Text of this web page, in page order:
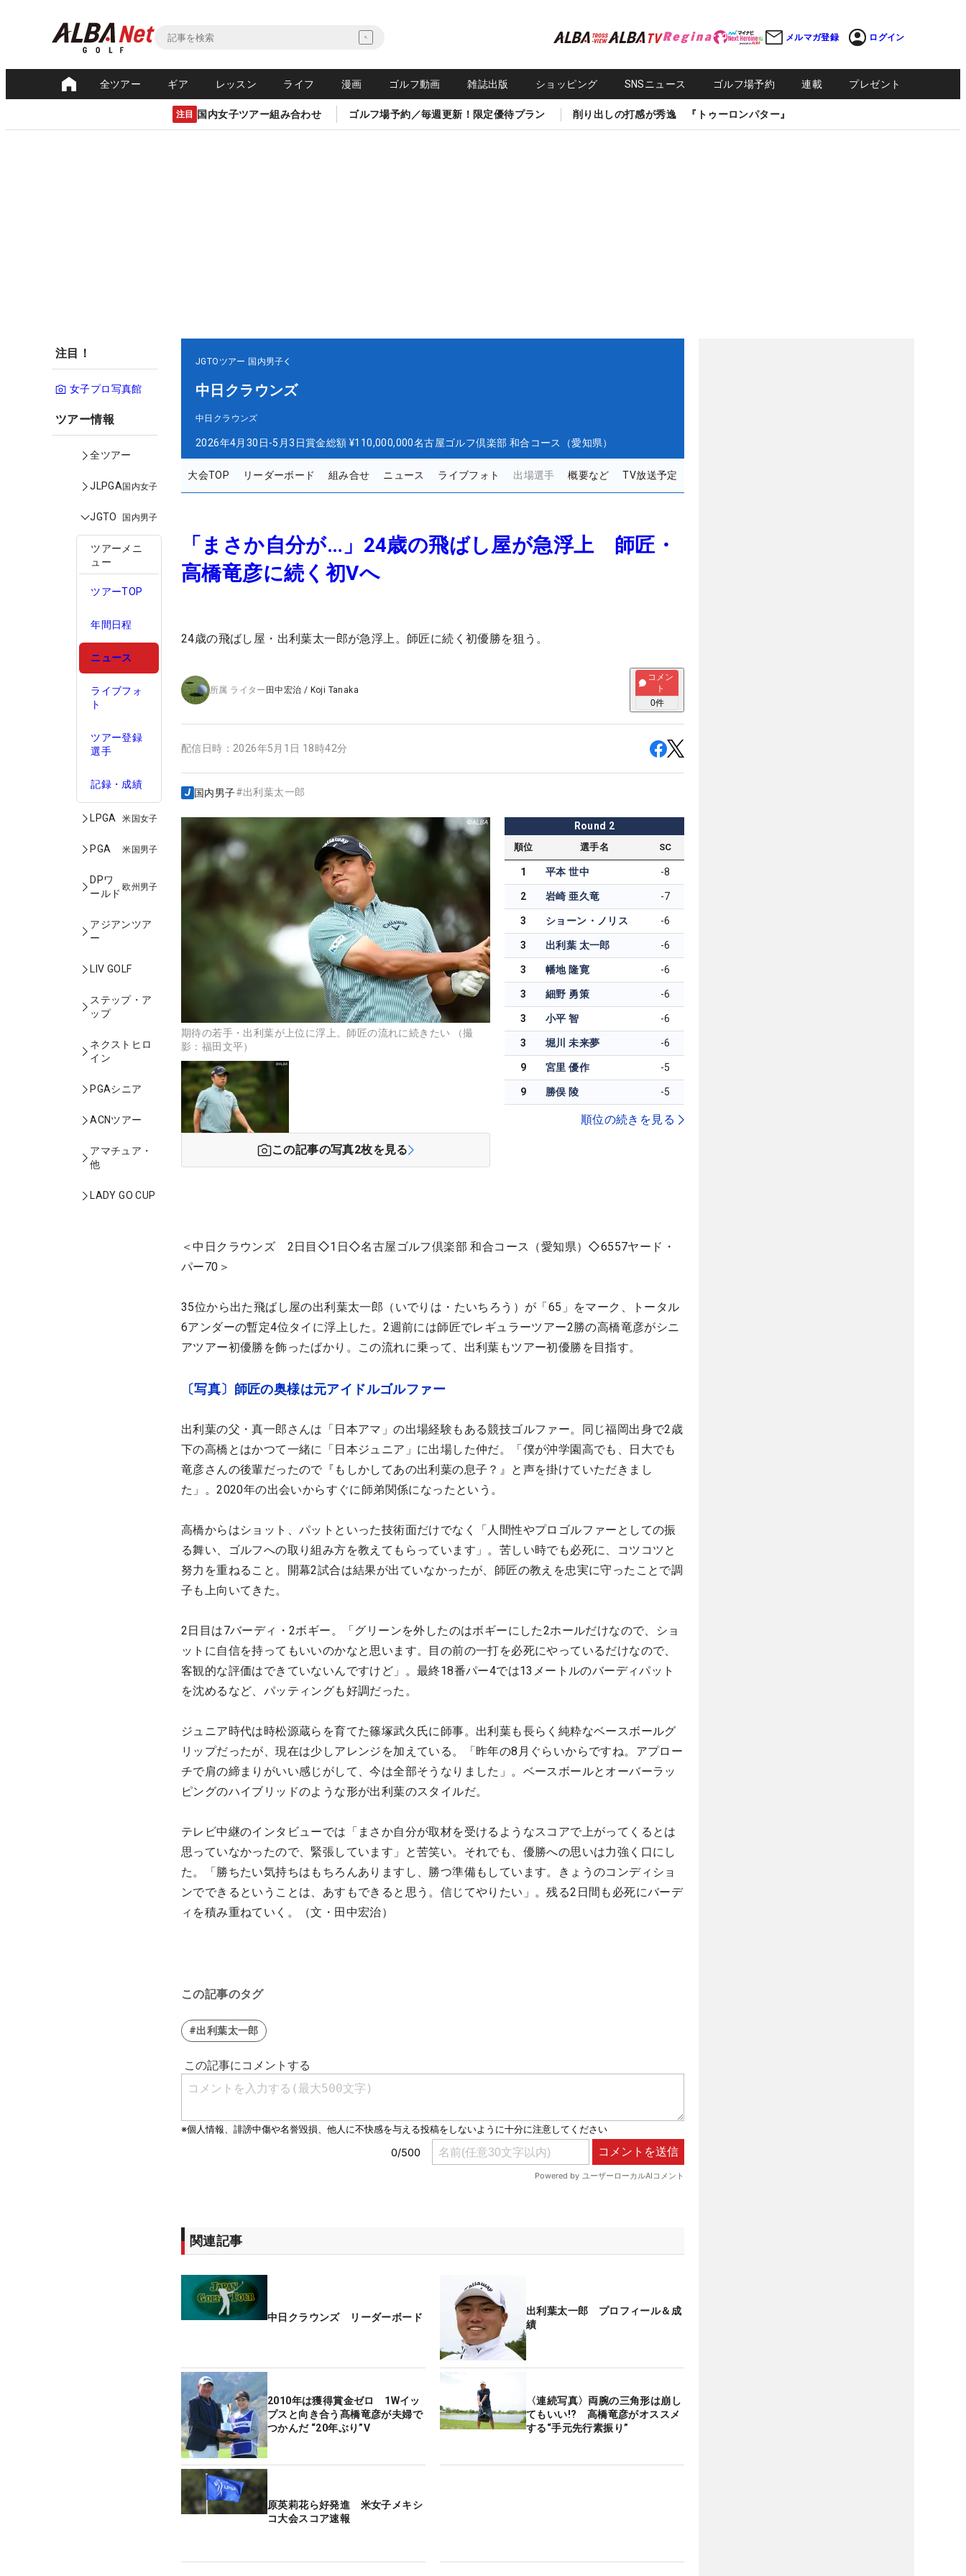
メルマガ登録 ログイン
全ツアー ギア レッスン ライフ 漫画 ゴルフ動画 雑誌出版 ショッピング SNSニュース ゴルフ場予約 連載 プレゼント
注目 国内女子ツアー組み合わせ ゴルフ場予約／毎週更新！限定優待プラン 削り出しの打感が秀逸 『トゥーロンパター』
注目！
女子プロ写真館
ツアー情報
全ツアー
JLPGA国内女子
JGTO 国内男子
ツアーメニ
ュー
ツアーTOP
年間日程
ニュース
ライブフォ
ト
ツアー登録
選手
記録・成績
LPGA 米国女子
PGA 米国男子
DPワ
ールド
欧州男子
アジアンツア
ー
LIV GOLF
ステップ・ア
ップ
ネクストヒロ
イン
PGAシニア
ACNツアー
アマチュア・
他
LADY GO CUP
JGTOツアー 国内男子
中日クラウンズ
中日クラウンズ
2026年4月30日-5月3日賞金総額 ¥110,000,000名古屋ゴルフ倶楽部 和合コース（愛知県）
大会TOP リーダーボード 組み合せ ニュース ライブフォト 出場選手 概要など TV放送予定
「まさか自分が…」24歳の飛ばし屋が急浮上 師匠・
高橋竜彦に続く初Vへ
24歳の飛ばし屋・出利葉太一郎が急浮上。師匠に続く初優勝を狙う。
所属 ライター 田中宏治 / Koji Tanaka
コメン
ト
0件
配信日時： 2026年5月1日 18時42分
国内男子#出利葉太一郎
期待の若手・出利葉が上位に浮上。師匠の流れに続きたい （撮
影：福田文平）
この記事の写真2枚を見る
Round 2
順位 選手名 SC
1 平本 世中 -8
2 岩崎 亜久竜 -7
3 ショーン・ノリス -6
3 出利葉 太一郎 -6
3 幡地 隆寛 -6
3 細野 勇策 -6
3 小平 智 -6
3 堀川 未来夢 -6
9 宮里 優作 -5
9 勝俣 陵 -5
順位の続きを見る
＜中日クラウンズ 2日目◇1日◇名古屋ゴルフ倶楽部 和合コース（愛知県）◇6557ヤード・
パー70＞
35位から出た飛ばし屋の出利葉太一郎（いでりは・たいちろう）が「65」をマーク、トータル
6アンダーの暫定4位タイに浮上した。2週前には師匠でレギュラーツアー2勝の高橋竜彦がシニ
アツアー初優勝を飾ったばかり。この流れに乗って、出利葉もツアー初優勝を目指す。
〔写真〕師匠の奥様は元アイドルゴルファー
出利葉の父・真一郎さんは「日本アマ」の出場経験もある競技ゴルファー。同じ福岡出身で2歳
下の高橋とはかつて一緒に「日本ジュニア」に出場した仲だ。「僕が沖学園高でも、日大でも
竜彦さんの後輩だったので『もしかしてあの出利葉の息子？』と声を掛けていただきまし
た」。2020年の出会いからすぐに師弟関係になったという。
高橋からはショット、パットといった技術面だけでなく「人間性やプロゴルファーとしての振
る舞い、ゴルフへの取り組み方を教えてもらっています」。苦しい時でも必死に、コツコツと
努力を重ねること。開幕2試合は結果が出ていなかったが、師匠の教えを忠実に守ったことで調
子も上向いてきた。
2日目は7バーディ・2ボギー。「グリーンを外したのはボギーにした2ホールだけなので、ショ
ットに自信を持ってもいいのかなと思います。目の前の一打を必死にやっているだけなので、
客観的な評価はできていないんですけど」。最終18番パー4では13メートルのバーディパット
を沈めるなど、パッティングも好調だった。
ジュニア時代は時松源蔵らを育てた篠塚武久氏に師事。出利葉も長らく純粋なベースボールグ
リップだったが、現在は少しアレンジを加えている。「昨年の8月ぐらいからですね。アプロー
チで肩の締まりがいい感じがして、今は全部そうなりました」。ベースボールとオーバーラッ
ピングのハイブリッドのような形が出利葉のスタイルだ。
テレビ中継のインタビューでは「まさか自分が取材を受けるようなスコアで上がってくるとは
思っていなかったので、緊張しています」と苦笑い。それでも、優勝への思いは力強く口にし
た。「勝ちたい気持ちはもちろんありますし、勝つ準備もしています。きょうのコンディショ
ンでできるということは、あすもできると思う。信じてやりたい」。残る2日間も必死にバーデ
ィを積み重ねていく。（文・田中宏治）
この記事のタグ
#出利葉太一郎
関連記事
中日クラウンズ リーダーボード
出利葉太一郎 プロフィール＆成
績
2010年は獲得賞金ゼロ 1Wイッ
プスと向き合う髙橋竜彦が夫婦で
つかんだ “20年ぶり”V
〈連続写真〉両腕の三角形は崩し
てもいい!? 高橋竜彦がオススメ
する“手元先行素振り”
原英莉花ら好発進 米女子メキシ
コ大会スコア速報